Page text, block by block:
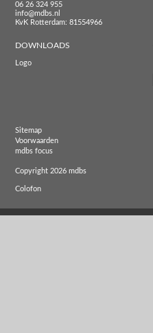
06 26 324 955
info@mdbs.nl
KvK Rotterdam: 81554966
DOWNLOADS
Logo
Sitemap
Voorwaarden
mdbs focus
Copyright 2026 mdbs
Colofon